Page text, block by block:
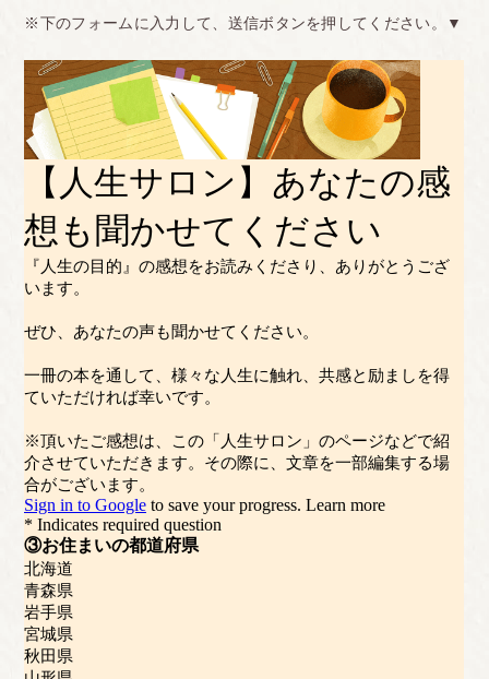
※下のフォームに入力して、送信ボタンを押してください。▼